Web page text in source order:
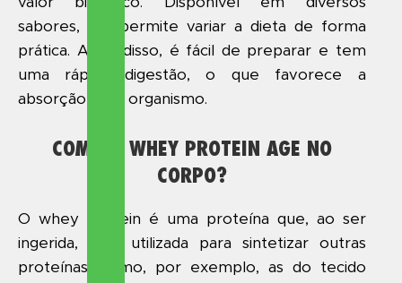
sabores, ele permite variar a dieta de forma
prática. Além disso, é fácil de preparar e tem
uma rápida digestão, o que favorece a
absorção pelo organismo.
COMO O WHEY PROTEIN AGE NO
CORPO?
O whey protein é uma proteína que, ao ser
ingerida, será utilizada para sintetizar outras
proteínas, como, por exemplo, as do tecido